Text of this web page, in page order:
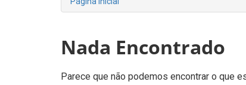
Nada Encontrado
Parece que não podemos encontrar o que